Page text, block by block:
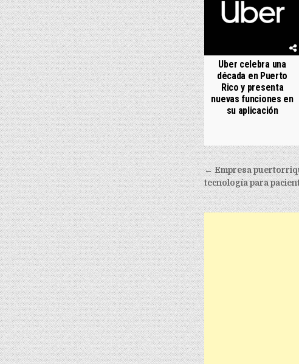
Uber celebra una
década en Puerto
Rico y presenta
nuevas funciones en
su aplicación
Post
← Empresa
tecnología para